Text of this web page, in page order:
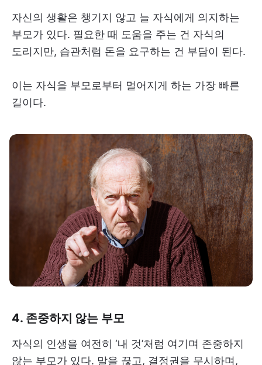
자신의 생활은 챙기지 않고 늘 자식에게 의지하는
부모가 있다. 필요한 때 도움을 주는 건 자식의
도리지만, 습관처럼 돈을 요구하는 건 부담이 된다.
이는 자식을 부모로부터 멀어지게 하는 가장 빠른
길이다.
4. 존중하지 않는 부모
자식의 인생을 여전히 ‘내 것’처럼 여기며 존중하지
않는 부모가 있다. 말을 끊고, 결정권을 무시하며,